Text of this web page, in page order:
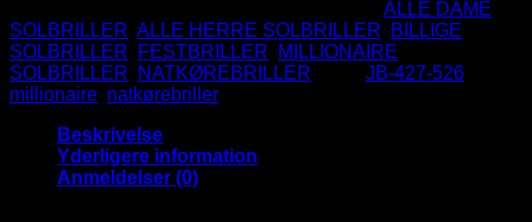
ALLE DAME
SOLBRILLER ALLE HERRE SOLBRILLER
BILLIGE
SOLBRILLER
FESTBRILLER
MILLIONAIRE
SOLBRILLER
NATKØREBRILLER JB-427-526
millionaire natkørebriller
Beskrivelse
Yderligere information
Anmeldelser (0)